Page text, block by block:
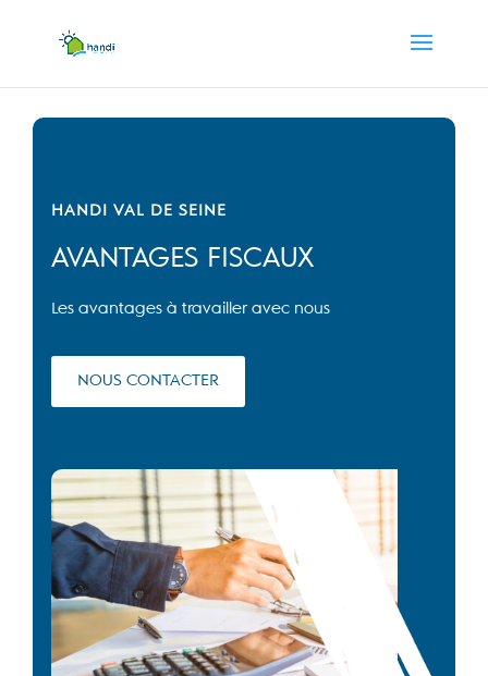
HANDI VAL DE SEINE
AVANTAGES FISCAUX
Les avantages à travailler avec nous
NOUS CONTACTER